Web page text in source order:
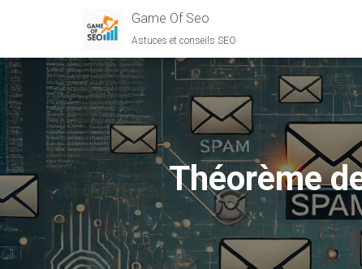
Game Of Seo
Astuces et conseils SEO
Théorème